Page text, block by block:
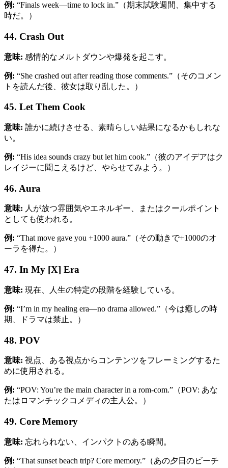
例: “Finals week—time to lock in.”（期末試験週間、集中する
時だ。）
44. Crash Out
意味: 感情的なメルトダウンや爆発を起こす。
例: “She crashed out after reading those comments.”（そのコメン
トを読んだ後、彼女は取り乱した。）
45. Let Them Cook
意味: 誰かに続けさせる、素晴らしい結果になるかもしれな
い。
例: “His idea sounds crazy but let him cook.”（彼のアイデアはク
レイジーに聞こえるけど、やらせてみよう。）
46. Aura
意味: 人が放つ雰囲気やエネルギー、またはクールポイント
としても使われる。
例: “That move gave you +1000 aura.”（その動きで+1000のオ
ーラを得た。）
47. In My [X] Era
意味: 現在、人生の特定の段階を経験している。
例: “I’m in my healing era—no drama allowed.”（今は癒しの時
期、ドラマは禁止。）
48. POV
意味: 視点、ある視点からコンテンツをフレーミングするた
めに使用される。
例: “POV: You’re the main character in a rom-com.”（POV: あな
たはロマンチックコメディの主人公。）
49. Core Memory
意味: 忘れられない、インパクトのある瞬間。
例: “That sunset beach trip? Core memory.”（あの夕日のビーチ